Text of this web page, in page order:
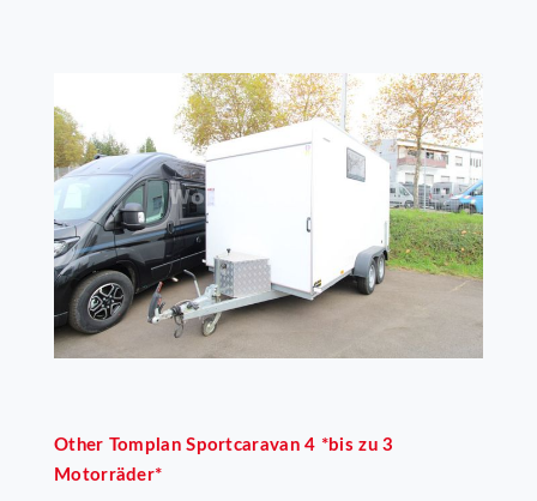
Other Tomplan Sportcaravan 4 *bis zu 3
Motorräder*